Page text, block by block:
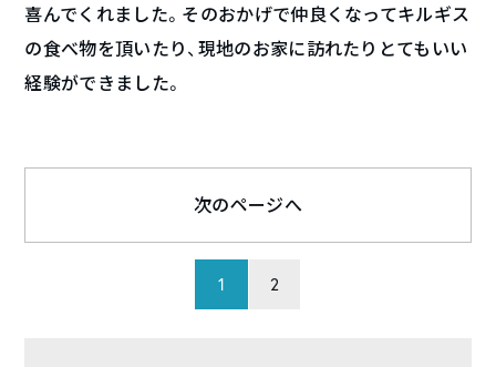
喜んでくれました。そのおかげで仲良くなってキルギス
の食べ物を頂いたり、現地のお家に訪れたりとてもいい
経験ができました。
1 2
次のページへ